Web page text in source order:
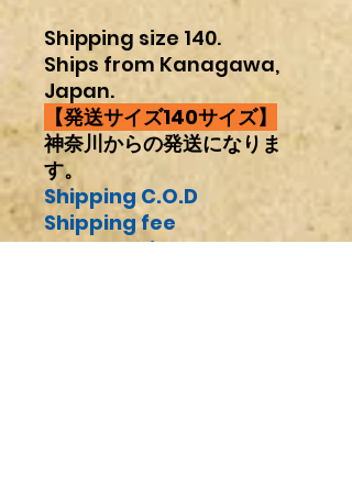
Shipping size 140.
Ships from Kanagawa,
Japan.
【発送サイズ140サイズ】
神奈川からの発送になりま
す。
Shipping C.O.D
Shipping fee
Search↓Click here